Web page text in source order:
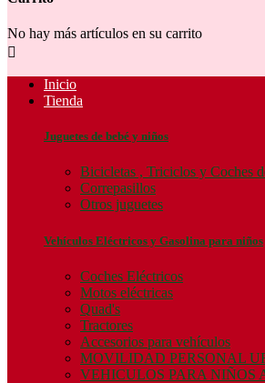
No hay más artículos en su carrito

Inicio
Tienda
Juguetes de bebé y niños
Bicicletas , Triciclos y Coches
Correpasillos
Otros juguetes
Vehículos Eléctricos y Gasolina para niños
Coches Eléctricos
Motos eléctricas
Quad's
Tractores
Accesorios para vehículos
MOVILIDAD PERSONAL
VEHICULOS PARA NIÑOS